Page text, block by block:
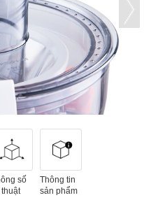
số
thuật
Thông tin
sản phẩm